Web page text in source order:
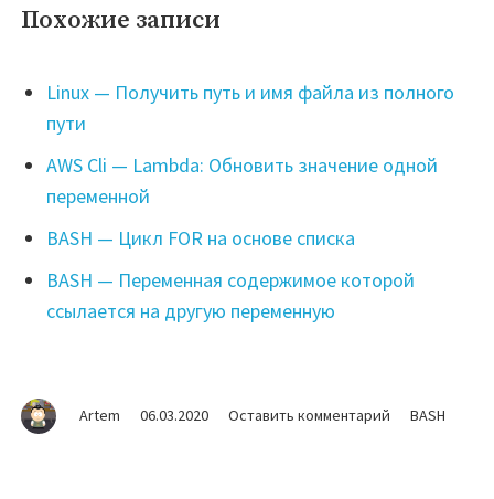
Artem 06.03.2020 Оставить комментарийна
BASH
Похожие записи
Linux — Получить путь и имя файла из полного
пути
AWS Cli — Lambda: Обновить значение одной
переменной
BASH — Цикл FOR на основе списка
BASH — Переменная содержимое которой
ссылается на другую переменную